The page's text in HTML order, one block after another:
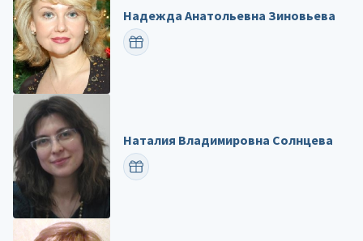
Надежда Анатольевна Зиновьева
ПОЗДРАВИТЬ
Наталия Владимировна Солнцева
ПОЗДРАВИТЬ